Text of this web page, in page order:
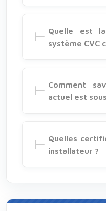
Quelle est
système CVC
Comment
actuel est
Quelles
installateur ?